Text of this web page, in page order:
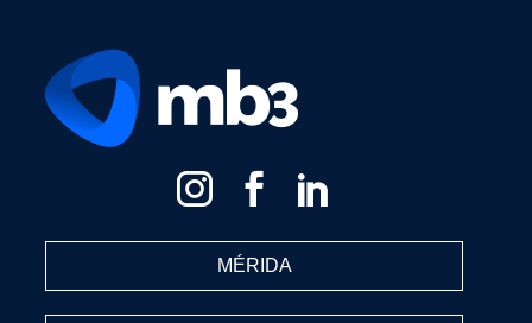
MÉRIDA